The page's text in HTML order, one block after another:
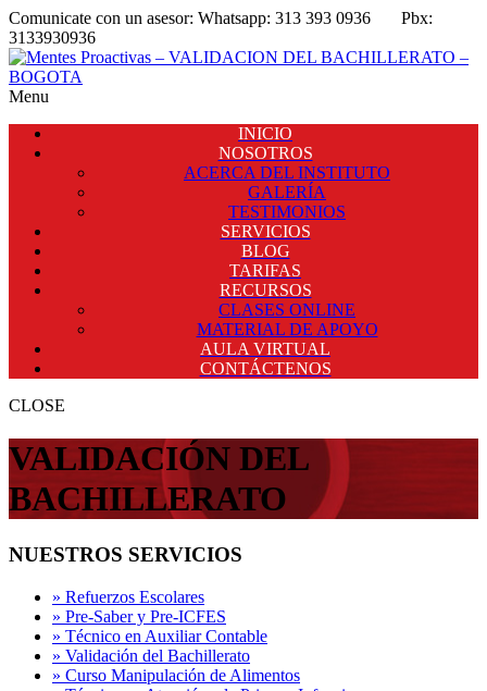
Comunicate con un asesor: Whatsapp: 313 393 0936 Pbx:
3133930936
Menu
INICIO
NOSOTROS
ACERCA DEL INSTITUTO
GALERÍA
TESTIMONIOS
SERVICIOS
BLOG
TARIFAS
RECURSOS
CLASES ONLINE
MATERIAL DE APOYO
AULA VIRTUAL
CONTÁCTENOS
CLOSE
VALIDACIÓN DEL
BACHILLERATO
NUESTROS SERVICIOS
» Refuerzos Escolares
» Pre-Saber y Pre-ICFES
» Técnico en Auxiliar Contable
» Validación del Bachillerato
» Curso Manipulación de Alimentos